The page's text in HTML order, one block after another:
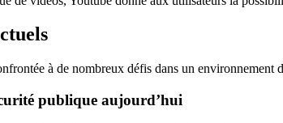
à de nombreux défis dans un environnement
publique aujourd’hui